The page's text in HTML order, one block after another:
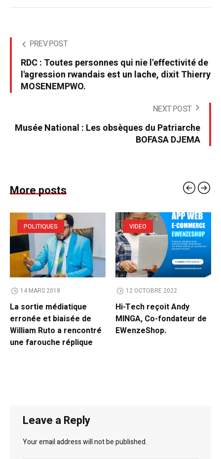
PREV POST
RDC : Toutes personnes qui nie l'effectivité de
l'agression rwandais est un lache, dixit Thierry
MOSENEMPWO.
NEXT POST
Musée National : Les obsèques du Patriarche
BOFASA DJEMA
More posts
POLITIQUES
14 MARS 2018
La sortie médiatique
erronée et biaisée de
William Ruto a rencontré
une farouche réplique
VIDEO
12 OCTOBRE 2022
Hi-Tech reçoit Andy
MINGA, Co-fondateur de
EWenzeShop.
Leave a Reply
Your email address will not be published.